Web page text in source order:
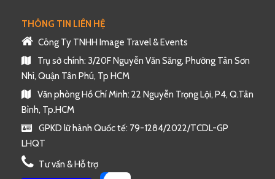
THÔNG TIN LIÊN HỆ
Công Ty TNHH Image Travel & Events
Trụ sở chính: 3/20F Nguyễn Văn Săng, Phường Tân Sơn
Nhì, Quận Tân Phú, Tp HCM
Văn phòng Hồ Chí Minh: 22 Nguyễn Trọng Lội, P4, Q.Tân
Bình, Tp.HCM
GPKD lữ hành Quốc tế: 79-1284/2022/TCDL-GP
LHQT
Tư vấn & Hỗ trợ